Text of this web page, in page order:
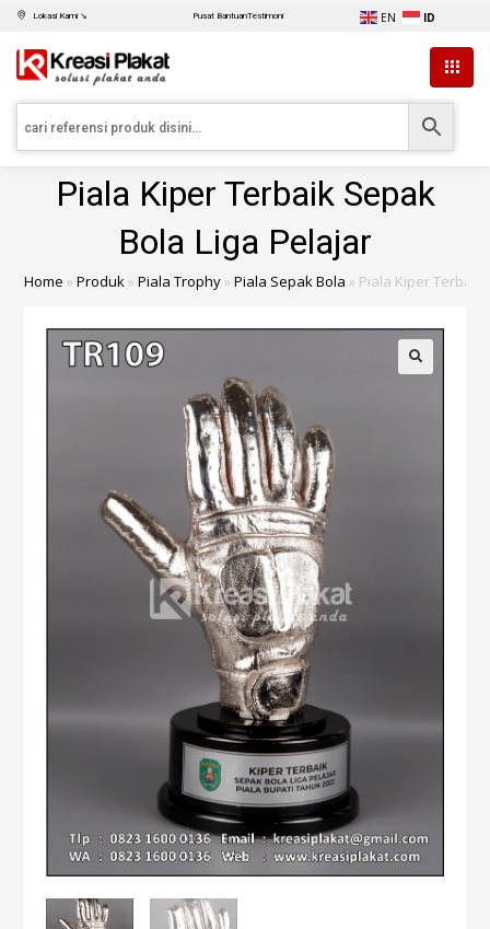
Lokasi Kami ↘ Pusat BantuanTestimoni EN ID
Piala Kiper Terbaik Sepak
Bola Liga Pelajar
Home »Produk»Piala Trophy»Piala Sepak Bola » Piala Kiper Terbaik